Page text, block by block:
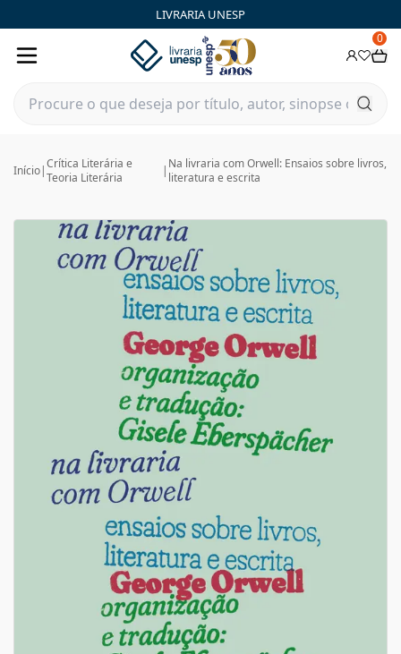
LIVRARIA UNESP
0
Início|Crítica Literária e
Teoria Literária
| Na livraria com Orwell: Ensaios sobre livros,
literatura e escrita